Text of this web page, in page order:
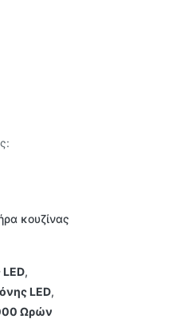
κουζίνας
,
LED,
Ωρών